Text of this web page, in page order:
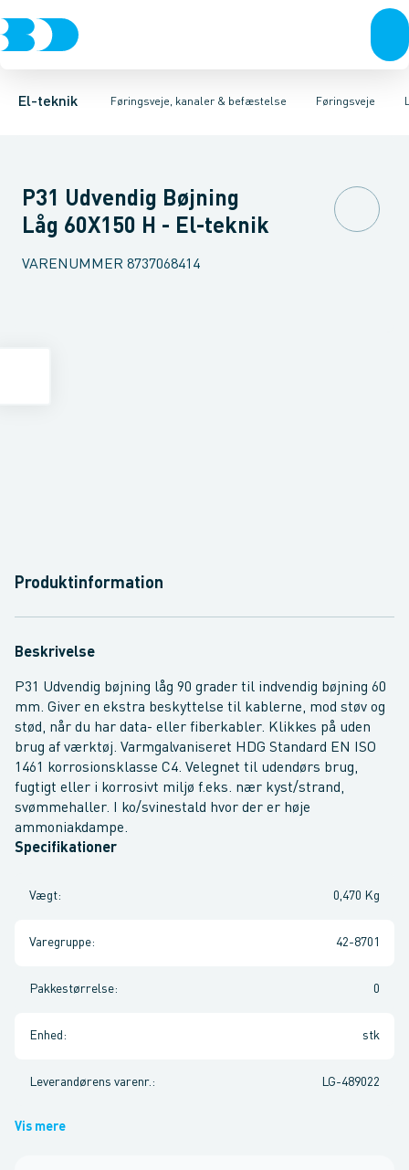
El-teknik Føringsveje, kanaler & befæstelse
Afbrydere, stikkontakter & lampeudtagForgreningsmateriel
Føringsveje
Føringsveje Installationskanaler for gulvInstallationskanaler
Gitterbakke Endestykke til kabelbakkeMontageplade til
P31 Udvendig Bøjning
Låg 60X150 H - El-teknik
VARENUMMER 8737068414
Produktinformation
Beskrivelse
P31 Udvendig bøjning låg 90 grader til indvendig bøjning 60
mm. Giver en ekstra beskyttelse til kablerne, mod støv og
stød, når du har data- eller fiberkabler. Klikkes på uden
brug af værktøj. Varmgalvaniseret HDG Standard EN ISO
1461 korrosionsklasse C4. Velegnet til udendørs brug,
fugtigt eller i korrosivt miljø f.eks. nær kyst/strand,
svømmehaller. I ko/svinestald hvor der er høje
ammoniakdampe.
Specifikationer
Vægt: 0,470 Kg
Varegruppe: 42-8701
Pakkestørrelse: 0
Enhed : stk
Leverandørens varenr. : LG-489022
Vis mere